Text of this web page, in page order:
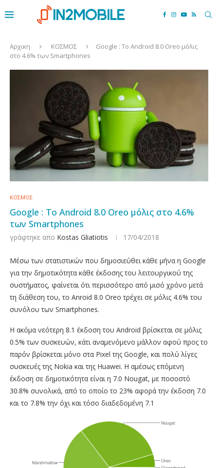
Αρχικη ΚΟΣΜΟΣ
Google : Το Android 8.0 Oreo μόλις
στο 4.6% των Smartphones
ΚΟΣΜΟΣ
Google : Το Android 8.0 Oreo μόλις στο 4.6%
των Smartphones
γράφτηκε απο Kostas Gliatiotis 17/04/2018
Μέσω των στατιστικών που δημοσιεύθει κάθε μήνα η Google
για την δημοτικότητα κάθε έκδοσης του λειτουργικού της
συστήματος, φαίνεται ότι περισσότερο από μισό χρόνο μετά
τη διάθεση του, το Anroid 8.0 Oreo τρέχει σε μόλις 4.6% του
συνόλου των Smartphones.
Η ακόμα νεότερη 8.1 έκδοση του Android βρίσκεται σε μόλις
0.5% των συσκευών, κάτι αναμενόμενο μάλλον αφού προς το
παρόν βρίσκεται μόνο στα Pixel της Google, και πολύ λίγες
συσκευές της Nokia και της Huawei. Η αμέσως επόμενη
έκδοση σε δημοτικότητα είναι η 7.0 Nougat, με ποσοστό
30.8% συνολικά, από το οποίο το 23% αφορά την έκδοση 7.0
και το 7.8% την όχι και τόσο διαδεδομένη 7.1